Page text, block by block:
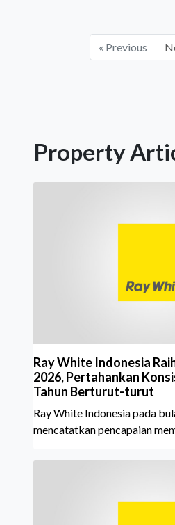
« Previous
Property
Ray White Indonesia
2026, Pertahankan
Tahun Berturut-turut
Ray White Indonesia pada
mencatatkan pencapaian
Property Agent.